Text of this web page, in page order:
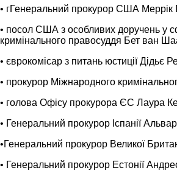
• гГенеральний прокурор США Меррік
• посол США з особливих доручень у
кримінального правосуддя Бет ван
• єврокомісар з питань юстиції Дідьє
• прокурор Міжнародного
• голова Офісу прокурора ЄС Лаура
• Генеральний прокурор Іспанії
•Генеральний прокурор Великої
• Генеральний прокурор Естонії